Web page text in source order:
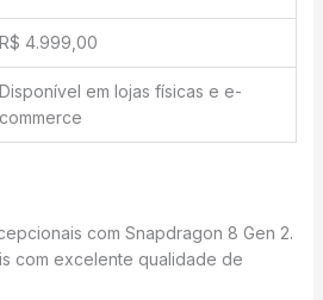
R$ 4.999,00
Disponível em lojas físicas e e-
commerce
com Snapdragon 8 Gen 2.
com excelente qualidade de